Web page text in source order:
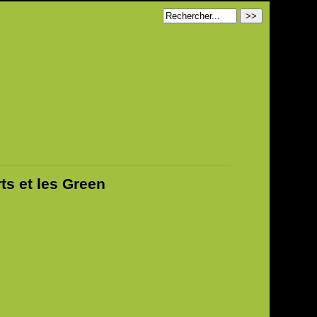
et les Green